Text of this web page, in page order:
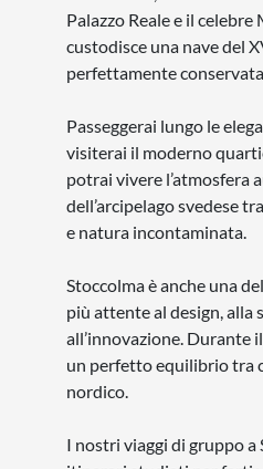
Palazzo Reale e il celebre
custodisce una nave del
perfettamente
Passeggerai lungo le
visiterai il moderno
potrai vivere l’atmosfera
dell’arcipelago svedese
e natura incontaminata.
Stoccolma è anche una
più attente al design, alla
all’innovazione. Durante
un perfetto equilibrio tra
nordico.
I nostri viaggi di gruppo